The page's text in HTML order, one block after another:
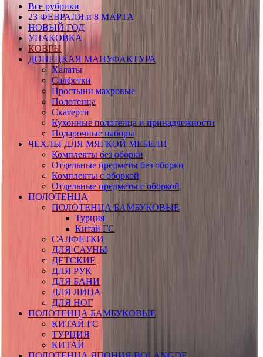
Все рубрики
23 ФЕВРАЛЯ и 8 МАРТА
НОВЫЙ ГОД
УПАКОВКА
КОВРЫ
ДОНЕЦКАЯ МАНУФАКТУРА
Халаты
Салфетки
Простыни махровые
Полотенца
Скатерти
Кухонные полотенца и принадлежности
Подарочные наборы
ЧЕХЛЫ ДЛЯ МЯГКОЙ МЕБЕЛИ
Комплекты без оборки
Отдельные предметы без оборки
Комплекты с оборкой
Отдельные предметы с оборкой
ПОЛОТЕНЦА
ПОЛОТЕНЦА БАМБУКОВЫЕ
Турция
Китай ГС
САЛФЕТКИ
ДЛЯ САУНЫ
ДЕТСКИЕ
ДЛЯ РУК
ДЛЯ БАНИ
ДЛЯ ЛИЦА
ДЛЯ НОГ
ПОЛОТЕНЦА БАМБУКОВЫЕ
КИТАЙ ГС
ТУРЦИЯ
КИТАЙ